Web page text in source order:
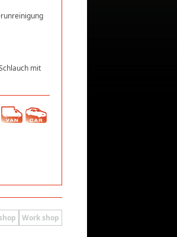
mit
Work shop